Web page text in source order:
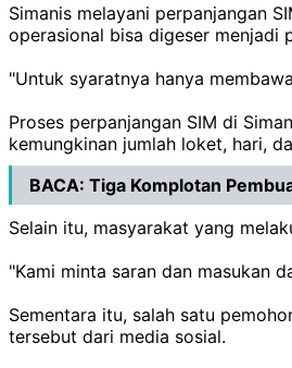
Simanis melayani perpanjangan
operasional bisa digeser menjadi
"Untuk syaratnya hanya
Proses perpanjangan SIM di
kemungkinan jumlah loket, hari,
BACA: Tiga Komplotan
Selain itu, masyarakat yang
"Kami minta saran dan masukan
Sementara itu, salah satu
tersebut dari media sosial.